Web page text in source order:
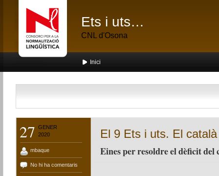
Ets i uts…
CNL d'Osona
Inici
27
GENER
2020
mbaque
No hi ha comentaris
El 9 Ets i uts. El
Eines per resoldre el dèficit